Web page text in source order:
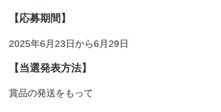
【応募期間】
2025年6月23日から6月29日
【当選発表方法】
賞品の発送をもって